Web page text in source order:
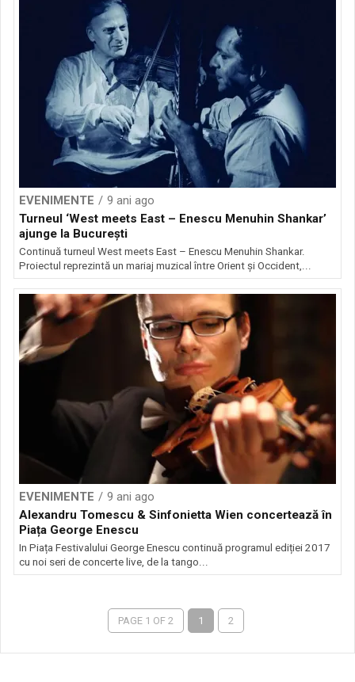
EVENIMENTE
9 ani ago
Turneul ‘West meets East – Enescu Menuhin Shankar’
ajunge la București
Continuă turneul West meets East – Enescu Menuhin Shankar.
Proiectul reprezintă un mariaj muzical între Orient şi Occident,...
EVENIMENTE
9 ani ago
Alexandru Tomescu & Sinfonietta Wien concertează în
Piața George Enescu
In Piața Festivalului George Enescu continuă programul ediției 2017
cu noi seri de concerte live, de la tango...
PAGE 1 OF 2 1 2